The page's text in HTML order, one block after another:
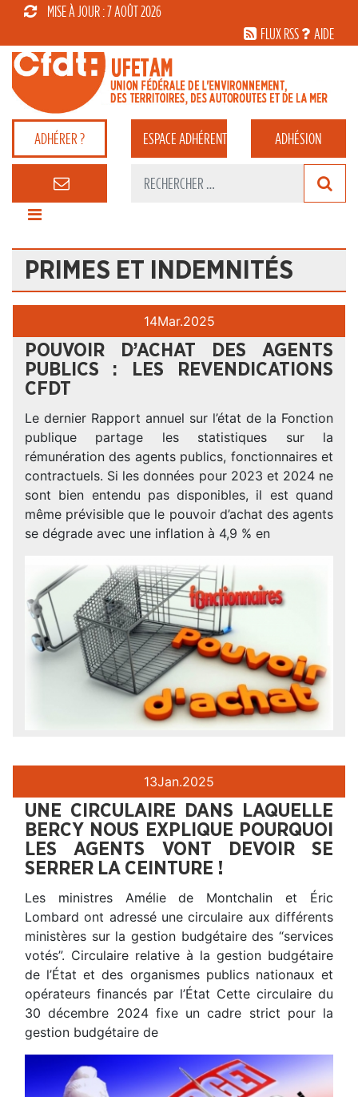
MISE À JOUR : 7 AOÛT 2026
FLUX RSS
AIDE
ADHÉRER ? ESPACEADHÉRENT ADHÉSION
PRIMES ET INDEMNITÉS
14Mar.2025
POUVOIR D’ACHAT DES AGENTS
PUBLICS : LES REVENDICATIONS
CFDT
Le dernier Rapport annuel sur l’état de la Fonction
publique partage les statistiques sur la
rémunération des agents publics, fonctionnaires et
contractuels. Si les données pour 2023 et 2024 ne
sont bien entendu pas disponibles, il est quand
même prévisible que le pouvoir d’achat des agents
se dégrade avec une inflation à 4,9 % en
13Jan.2025
UNE CIRCULAIRE DANS LAQUELLE
BERCY NOUS EXPLIQUE POURQUOI
LES AGENTS VONT DEVOIR SE
SERRER LA CEINTURE !
Les ministres Amélie de Montchalin et Éric
Lombard ont adressé une circulaire aux différents
ministères sur la gestion budgétaire des “services
votés”. Circulaire relative à la gestion budgétaire
de l’État et des organismes publics nationaux et
opérateurs financés par l’État Cette circulaire du
30 décembre 2024 fixe un cadre strict pour la
gestion budgétaire de